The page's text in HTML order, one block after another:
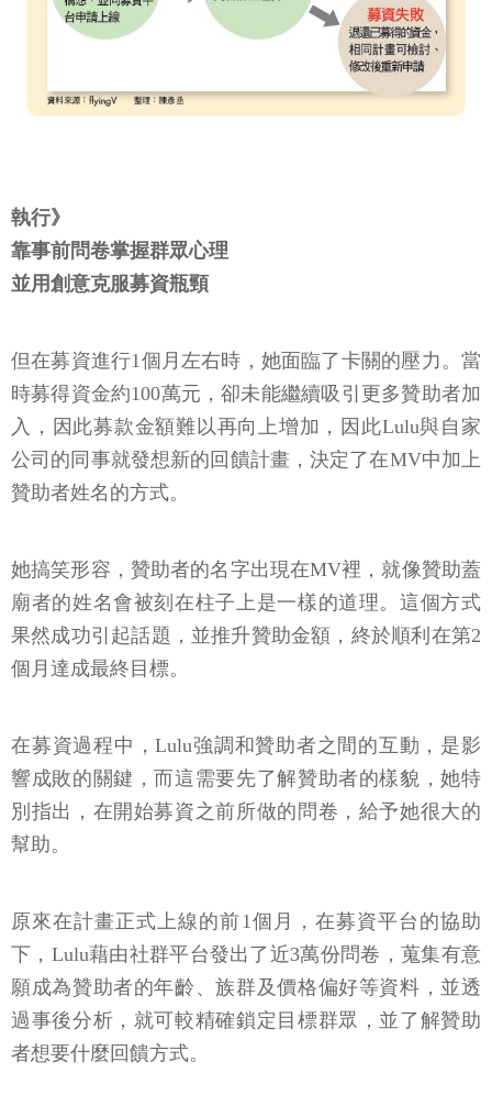
執行》
靠事前問卷掌握群眾心理
並用創意克服募資瓶頸
但在募資進行1個月左右時，她面臨了卡關的壓力。當
時募得資金約100萬元，卻未能繼續吸引更多贊助者加
入，因此募款金額難以再向上增加，因此Lulu與自家
公司的同事就發想新的回饋計畫，決定了在MV中加上
贊助者姓名的方式。
她搞笑形容，贊助者的名字出現在MV裡，就像贊助蓋
廟者的姓名會被刻在柱子上是一樣的道理。這個方式
果然成功引起話題，並推升贊助金額，終於順利在第2
個月達成最終目標。
在募資過程中，Lulu強調和贊助者之間的互動，是影
響成敗的關鍵，而這需要先了解贊助者的樣貌，她特
別指出，在開始募資之前所做的問卷，給予她很大的
幫助。
原來在計畫正式上線的前1個月，在募資平台的協助
下，Lulu藉由社群平台發出了近3萬份問卷，蒐集有意
願成為贊助者的年齡、族群及價格偏好等資料，並透
過事後分析，就可較精確鎖定目標群眾，並了解贊助
者想要什麼回饋方式。